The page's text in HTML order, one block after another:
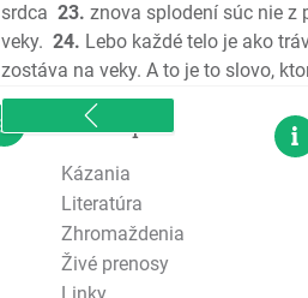
srdca 23. znova splodení súc nie z
veky. 24. Lebo každé telo je ako
zostáva na veky. A to je to slovo,
sitemap
Kázania
Literatúra
Zhromaždenia
Živé prenosy